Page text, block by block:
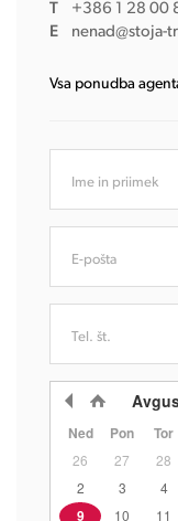
T
+386 1 28 00
E
nenad@stoja-
Vsa ponudba
Ime in priimek
E-pošta
Tel. št.
Ned Pon Tor
26 27 28
2
3 4
9 10 11